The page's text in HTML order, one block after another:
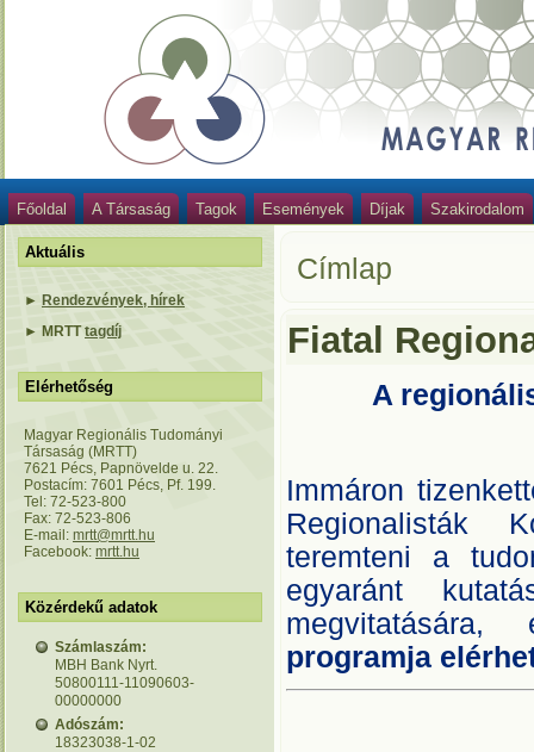
Főoldal A Társaság Tagok Események Díjak Szakirodalom
Aktuális
► Rendezvények, hírek
► MRTTtagdíj
Elérhetőség
Magyar Regionális Tudományi
Társaság (MRTT)
7621 Pécs, Papnövelde u. 22.
Postacím: 7601 Pécs, Pf. 199.
Tel: 72-523-800
Fax: 72-523-806
E-mail: mrtt@mrtt.hu
Facebook: mrtt.hu
Közérdekű adatok
Számlaszám:
MBH Bank Nyrt.
50800111-11090603-
00000000
Adószám:
18323038-1-02
Címlap
Fiatal
A
Immáron
Regionalisták
teremteni a
egyaránt
programja